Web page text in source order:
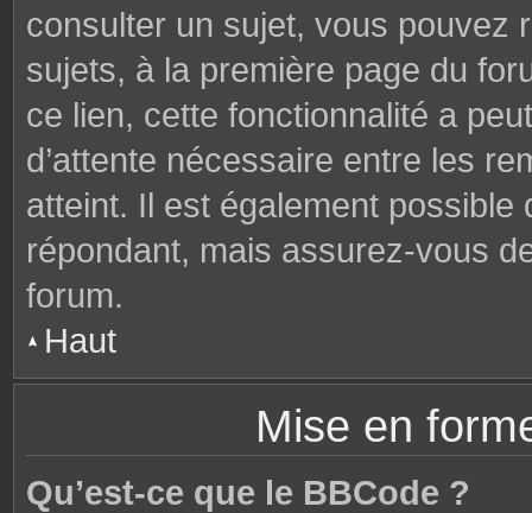
consulter un sujet, vous pouvez
sujets, à la première page du
ce lien, cette fonctionnalité a
d’attente nécessaire entre les
atteint. Il est également
répondant, mais assurez-vous
forum.
Haut
Mise en
Qu’est-ce que le BBCode ?